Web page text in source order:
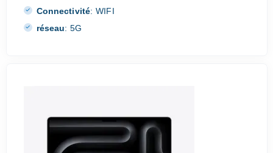
Connectivité: WIFI
réseau: 5G